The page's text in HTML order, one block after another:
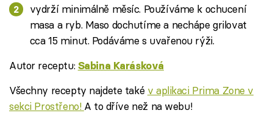
vydrží minimálně měsíc. Používáme k ochucení
masa a ryb. Maso dochutíme a nechápe grilovat
cca 15 minut. Podáváme s uvařenou rýži.
Autor receptu: Sabina Karásková
Všechny recepty najdete také v aplikaci Prima Zone v
sekci Prostřeno! A to dříve než na webu!